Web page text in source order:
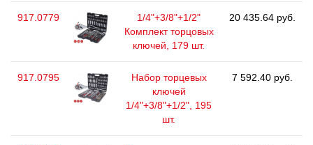
917.0779
1/4"+3/8"+1/2"
Комплект торцовых
ключей, 179 шт.
20 435.64 руб.
917.0795
Набор торцевых
ключей
1/4"+3/8"+1/2", 195
шт.
7 592.40 руб.